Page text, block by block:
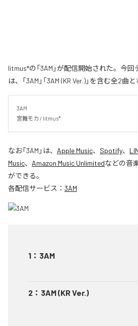
litmus*の「3AM」が配信開始された。今
は、「3AM」「3AM (KR Ver.)」を含む全2曲
3AM
宮舞モカ / litmus*
なお「3AM 」は、 Apple Music、 Spotify、
Music、 Amazon Music Unlimitedなどの音
ができる。
各配信サービス： 3AM
1 ： 3AM
2 ： 3AM (KR Ver.)